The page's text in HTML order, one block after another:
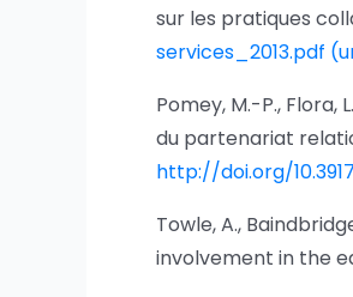
sur les pratiques
services_2013.pdf
Pomey, M.-P., Flora,
du partenariat
http://doi.org/
Towle, A.,
involvement in the